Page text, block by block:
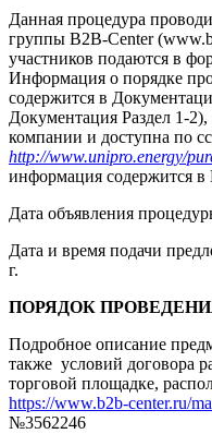
Данная процедура
группы B2B-Center
участников подаются в
Информация о порядке
содержится в
Документация Раздел 1-2),
компании и доступна по
http://www.unipro.energy/
информация содержится
Дата объявления
Дата и время подачи
г.
ПОРЯДОК
Подробное описание
также условий договора
торговой площадке,
https://www.b2b-center.ru/
№3562246